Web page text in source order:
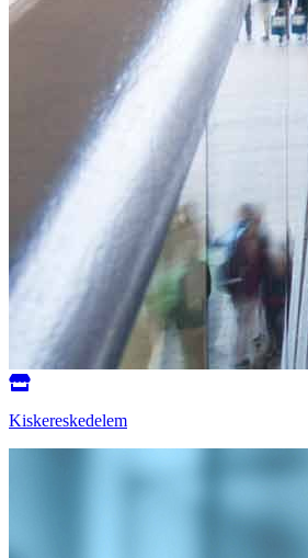
Kiskereskedelem